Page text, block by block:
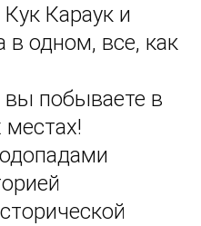
Караук и
в одном, все, как
вы побываете в
местах!